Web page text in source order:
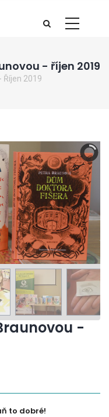
- říjen 2019
Říjen 2019
-
to dobré!